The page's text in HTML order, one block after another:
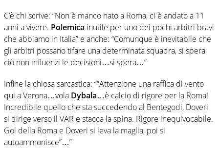
C’è chi scrive: “Non è manco nato a Roma, ci è andato a 11
anni a vivere. Polemica inutile per uno dei pochi arbitri bravi
che abbiamo in Italia” e anche: “Comunque è inevitabile che
gli arbitri possano tifare una determinata squadra, si spera
ciò non influenzi le decisioni…si spera…”
Infine la chiosa sarcastica: ““Attenzione una raffica di vento
qui a Verona…vola Dybala…è calcio di rigore per la Roma!
Incredibile quello che sta succedendo al Bentegodi, Doveri
si dirige verso il VAR e stacca la spina. Rigore inequivocabile.
Gol della Roma e Doveri si leva la maglia, poi si
autoammonisce”…”